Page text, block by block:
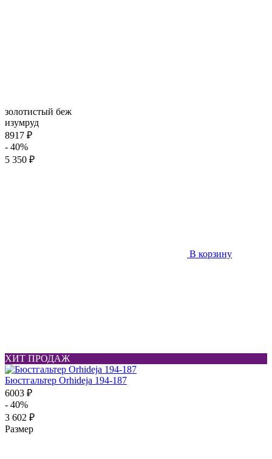
золотистый беж
изумруд
8917 ₽
- 40%
5 350 ₽
В корзину
ХИТ ПРОДАЖ
Бюстгальтер Orhideja 194-187
6003 ₽
- 40%
3 602 ₽
Размер